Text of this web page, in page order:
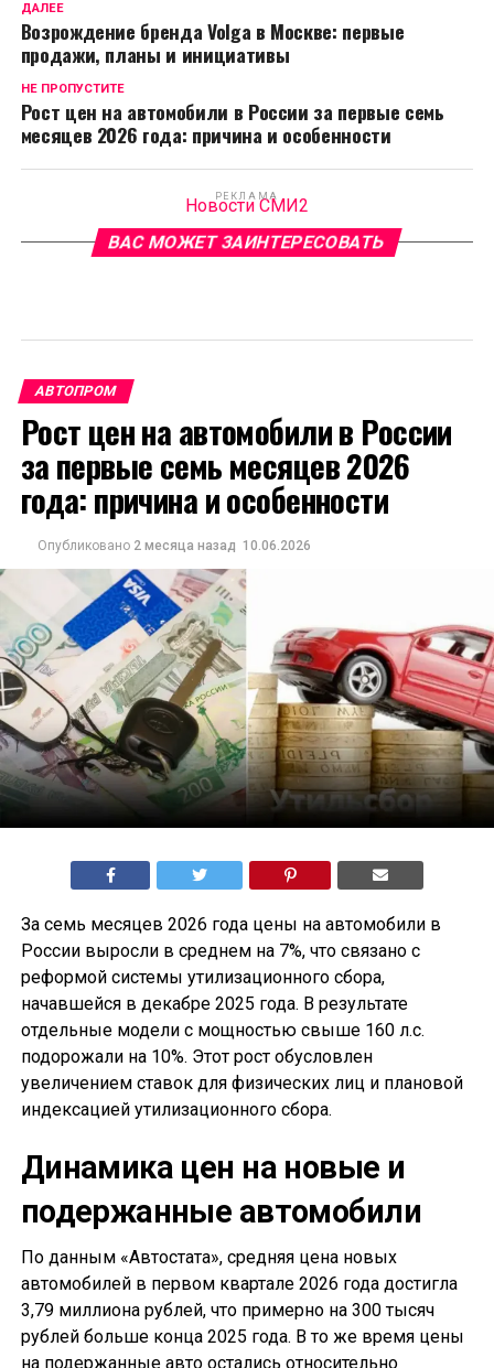
ДАЛЕЕ
Возрождение бренда Volga в Москве: первые
продажи, планы и инициативы
НЕ ПРОПУСТИТЕ
Рост цен на автомобили в России за первые семь
месяцев 2026 года: причина и особенности
РЕКЛАМА
Новости СМИ2
ВАС МОЖЕТ ЗАИНТЕРЕСОВАТЬ
АВТОПРОМ
Рост цен на автомобили в России
за первые семь месяцев 2026
года: причина и особенности
Опубликовано 2 месяца назад 10.06.2026
За семь месяцев 2026 года цены на автомобили в
России выросли в среднем на 7%, что связано с
реформой системы утилизационного сбора,
начавшейся в декабре 2025 года. В результате
отдельные модели с мощностью свыше 160 л.с.
подорожали на 10%. Этот рост обусловлен
увеличением ставок для физических лиц и плановой
индексацией утилизационного сбора.
Динамика цен на новые и
подержанные автомобили
По данным «Автостата», средняя цена новых
автомобилей в первом квартале 2026 года достигла
3,79 миллиона рублей, что примерно на 300 тысяч
рублей больше конца 2025 года. В то же время цены
на подержанные авто остались относительно